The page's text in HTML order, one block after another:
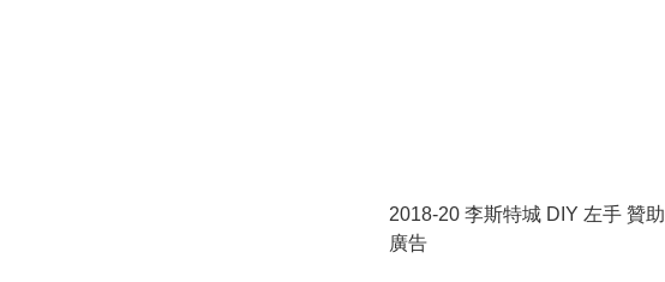
2018-20 李斯特城 DIY 左手 贊助
廣告